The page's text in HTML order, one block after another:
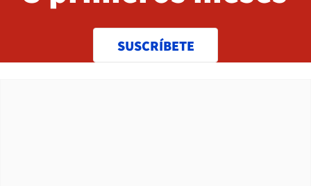
SUSCRÍBETE